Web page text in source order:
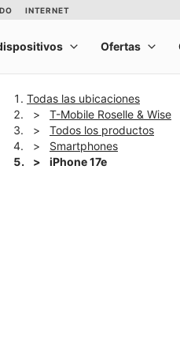
Todas las ubicaciones
T-Mobile Roselle & Wise
Todos los productos
Smartphones
iPhone 17e
This carousel shows one large